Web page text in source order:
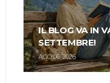
IL BLOG VA IN
SETTEMBRE!
AGO 06, 2026